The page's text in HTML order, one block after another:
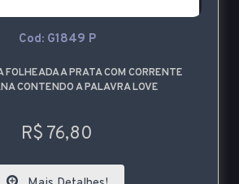
Cod: G1849 P
A PRATA COM CORRENTE
CONTENDO A PALAVRA LOVE
R$ 76,80